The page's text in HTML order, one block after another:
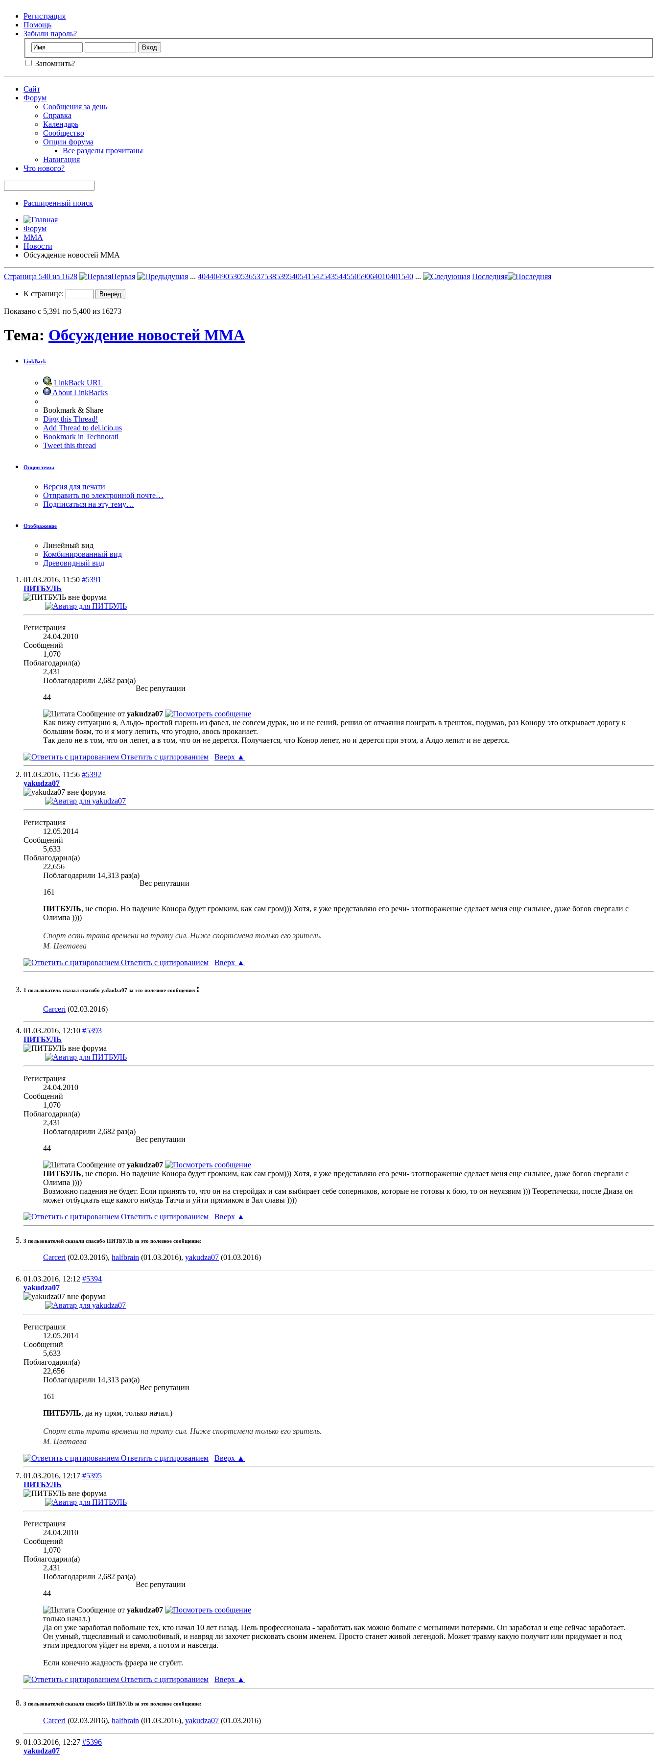
Регистрация
Помощь
Забыли пароль?
Запомнить?
Сайт
Форум
Сообщения за день
Справка
Календарь
Сообщество
Опции форума
Все разделы прочитаны
Навигация
Что нового?
Расширенный поиск
Форум
ММА
Новости
Обсуждение новостей ММА
Страница 540 из 1628 Первая ... 40440490530536537538539540541 54254354455059064010401540 ... Последняя
К странице:
Показано с 5,391 по 5,400 из 16273
Тема: Обсуждение новостей ММА
LinkBack
LinkBack URL
About LinkBacks
Bookmark & Share
Digg this Thread!
Add Thread to del.icio.us
Bookmark in Technorati
Tweet this thread
Опции темы
Версия для печати
Отправить по электронной почте…
Подписаться на эту тему…
Отображение
Линейный вид
Комбинированный вид
Древовидный вид
01.03.2016, 11:50 #5391
ПИТБУЛЬ
Регистрация
24.04.2010
Сообщений
1,070
Поблагодарил(а)
2,431
Поблагодарили 2,682 раз(а)
Вес репутации
44
Сообщение от yakudza07
Как вижу ситуацию я, Альдо- простой парень из фавел, не совсем дурак, но и не гений, решил от отчаяния поиграть в трешток, подумав, раз Конору это открывает дорогу к
большим боям, то и я могу лепить, что угодно, авось проканает.
Так дело не в том, что он лепет, а в том, что он не дерется. Получается, что Конор лепет, но и дерется при этом, а Алдо лепит и не дерется.
Ответить с цитированием
Вверх ▲
01.03.2016, 11:56 #5392
yakudza07
Регистрация
12.05.2014
Сообщений
5,633
Поблагодарил(а)
22,656
Поблагодарили 14,313 раз(а)
Вес репутации
161
ПИТБУЛЬ, не спорю. Но падение Конора будет громким, как сам гром))) Хотя, я уже представляю его речи- этотпоражение сделает меня еще сильнее, даже богов свергали с
Олимпа ))))
Спорт есть трата времени на трату сил. Ниже спортсмена только его зритель.
М. Цветаева
Ответить с цитированием Вверх ▲
1 пользователь сказал cпасибо yakudza07 за это полезное сообщение: :
Carceri (02.03.2016)
01.03.2016, 12:10 #5393
ПИТБУЛЬ
Регистрация
24.04.2010
Сообщений
1,070
Поблагодарил(а)
2,431
Поблагодарили 2,682 раз(а)
Вес репутации
44
Сообщение от yakudza07
ПИТБУЛЬ, не спорю. Но падение Конора будет громким, как сам гром))) Хотя, я уже представляю его речи- этотпоражение сделает меня еще сильнее, даже богов свергали с
Олимпа ))))
Возможно падения не будет. Если принять то, что он на стеройдах и сам выбирает себе соперников, которые не готовы к бою, то он неуязвим ))) Теоретически, после Диаза он
может отбуцкать еще какого нибудь Татча и уйти прямиком в Зал славы ))))
Ответить с цитированием
Вверх ▲
3 пользователей сказали cпасибо ПИТБУЛЬ за это полезное сообщение:
Carceri (02.03.2016), halfbrain (01.03.2016), yakudza07 (01.03.2016)
01.03.2016, 12:12 #5394
yakudza07
Регистрация
12.05.2014
Сообщений
5,633
Поблагодарил(а)
22,656
Поблагодарили 14,313 раз(а)
Вес репутации
161
ПИТБУЛЬ, да ну прям, только начал.)
Спорт есть трата времени на трату сил. Ниже спортсмена только его зритель.
М. Цветаева
Ответить с цитированием Вверх ▲
01.03.2016, 12:17 #5395
ПИТБУЛЬ
Регистрация
24.04.2010
Сообщений
1,070
Поблагодарил(а)
2,431
Поблагодарили 2,682 раз(а)
Вес репутации
44
Сообщение от yakudza07
только начал.)
Да он уже заработал побольше тех, кто начал 10 лет назад. Цель профессионала - заработать как можно больше с меньшими потерями. Он заработал и еще сейчас заработает.
Он умный, тщеславный и самолюбивый, и навряд ли захочет рисковать своим именем. Просто станет живой легендой. Может травму какую получит или придумает и под
этим предлогом уйдет на время, а потом и навсегда.
Если конечно жадность фраера не сгубит.
Ответить с цитированием
Вверх ▲
3 пользователей сказали cпасибо ПИТБУЛЬ за это полезное сообщение:
Carceri (02.03.2016), halfbrain (01.03.2016), yakudza07 (01.03.2016)
01.03.2016, 12:27 #5396
yakudza07